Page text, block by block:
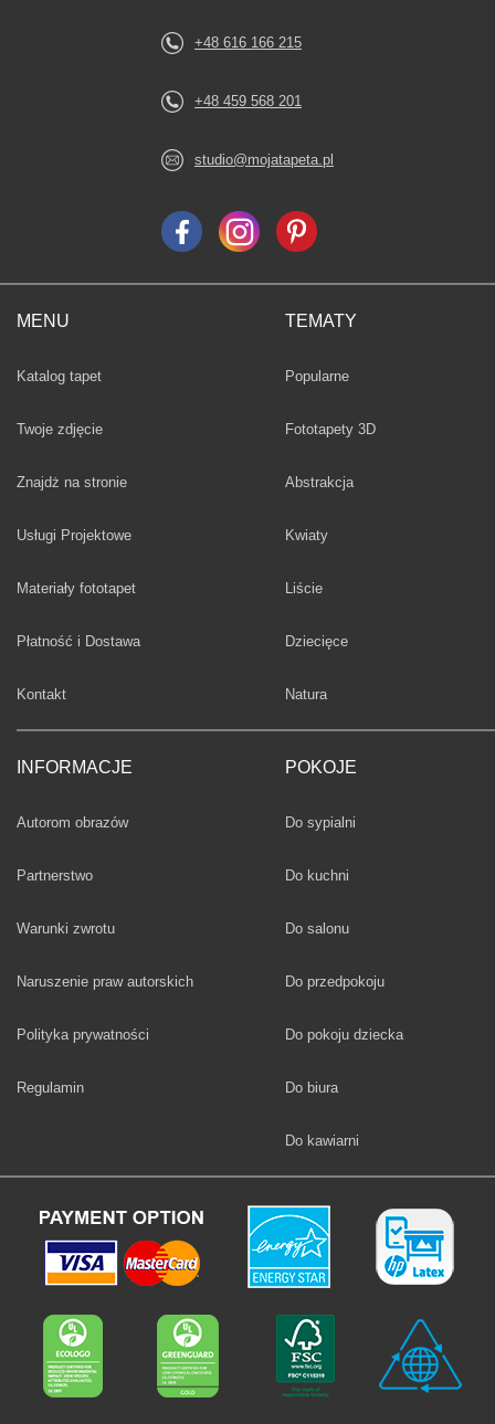
MENU
Katalog tapet
Twoje zdjęcie
Znajdż na stronie
Usługi Projektowe
Materiały fototapet
Płatność i Dostawa
Kontakt
INFORMACJE
Autorom obrazów
Partnerstwo
Warunki zwrotu
Naruszenie praw autorskich
Polityka prywatności
Regulamin
TEMATY
Fototapety
Popularne
Fototapety 3D
Fototapety
Abstrakcja
Fototapety
Kwiaty
Fototapety
Liście
Fototapety
Dziecięce
Fototapety
Natura
POKOJE
Fototapety
Do sypialni
Fototapety
Do kuchni
Fototapety
Do salonu
Fototapety
Do przedpokoju
Fototapety
Do pokoju dziecka
Fototapety
Do biura
Fototapety
Do kawiarni
+48 616 166 215
+48 459 568 201
studio@mojatapeta.pl